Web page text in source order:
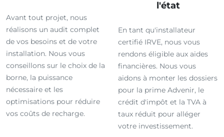
Avant tout projet, nous
réalisons un audit complet
de vos besoins et de votre
installation. Nous vous
conseillons sur le choix de la
borne, la puissance
nécessaire et les
optimisations pour réduire
vos coûts de recharge.
l'état
En tant qu'installateur
certifié IRVE, nous vous
rendons éligible aux aides
financières. Nous vous
aidons à monter les dossiers
pour la prime Advenir, le
crédit d'impôt et la TVA à
taux réduit pour alléger
votre investissement.